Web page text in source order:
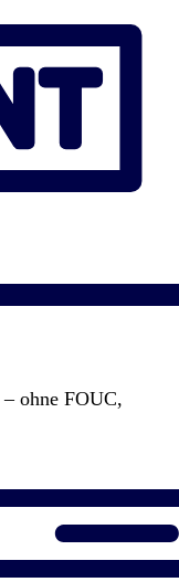
– ohne FOUC,